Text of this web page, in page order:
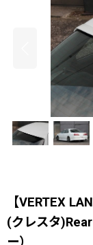
【VERTEX
(クレスタ